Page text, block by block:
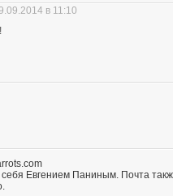
в 11:10
себя Евгением Паниным. Почта